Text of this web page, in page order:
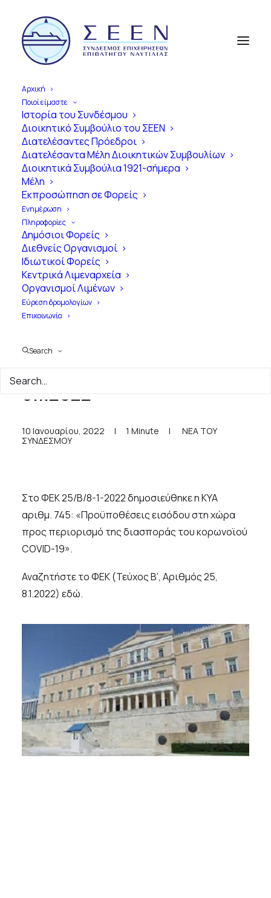
Αρχική
Ποιοί είμαστε
Ιστορία του Συνδέσμου
Διοικητικό Συμβούλιο του ΣΕΕΝ
Διατελέσαντες Πρόεδροι
Διατελέσαντα Μέλη Διοικητικών Συμβουλίων
Διοικητικά Συμβούλια 1921-σήμερα
Μέλη
Εκπροσώπηση σε Φορείς
Ενημέρωση
Πληροφορίες
Δημόσιοι Φορείς
Διεθνείς Οργανισμοί
Ιδιωτικοί Φορείς
Κεντρικά Λιμεναρχεία
Οργανισμοί Λιμένων
Εύρεση δρομολογίων
Επικοινωνία
Search
ΑπότηνΊδρυ
ΣύγχρονηΕποχή
100Χρόνια
Επιβα
στηνΕλλά δ
Δημοσίευση ΦΕΚ 25 Β' /
8.1.2022
10 Ιανουαρίου, 2022 | 1 Minute |
ΝΕΑ ΤΟΥ
ΣΥΝΔΕΣΜΟΥ
Στο ΦΕΚ 25/Β/8-1-2022 δημοσιεύθηκε η ΚΥΑ
αριθμ. 745: «Προϋποθέσεις εισόδου στη χώρα
προς περιορισμό της διασποράς του κορωνοϊού
COVID-19».
Αναζητήστε το ΦΕΚ (Τεύχος Β’, Αριθμός 25,
8.1.2022) εδώ.